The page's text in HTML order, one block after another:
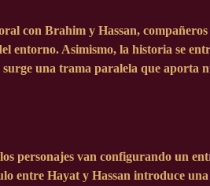
con Brahim y Hassan,
entorno. Asimismo, la historia se
una trama paralela que aporta
personajes van configurando un
entre Hayat y Hassan introduce